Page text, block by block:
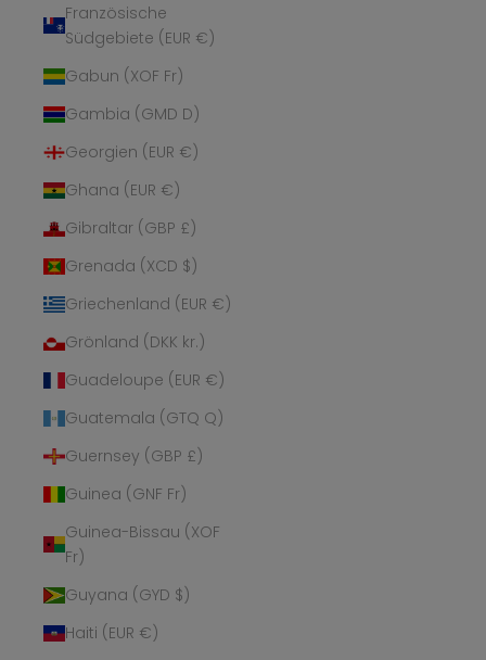
Französische
Südgebiete (EUR €)
Gabun (XOF Fr)
Gambia (GMD D)
Georgien (EUR €)
Ghana (EUR €)
Gibraltar (GBP £)
Grenada (XCD $)
Griechenland (EUR €)
Grönland (DKK kr.)
Guadeloupe (EUR €)
Guatemala (GTQ Q)
Guernsey (GBP £)
Guinea (GNF Fr)
Guinea-Bissau (XOF
Fr)
Guyana (GYD $)
Haiti (EUR €)